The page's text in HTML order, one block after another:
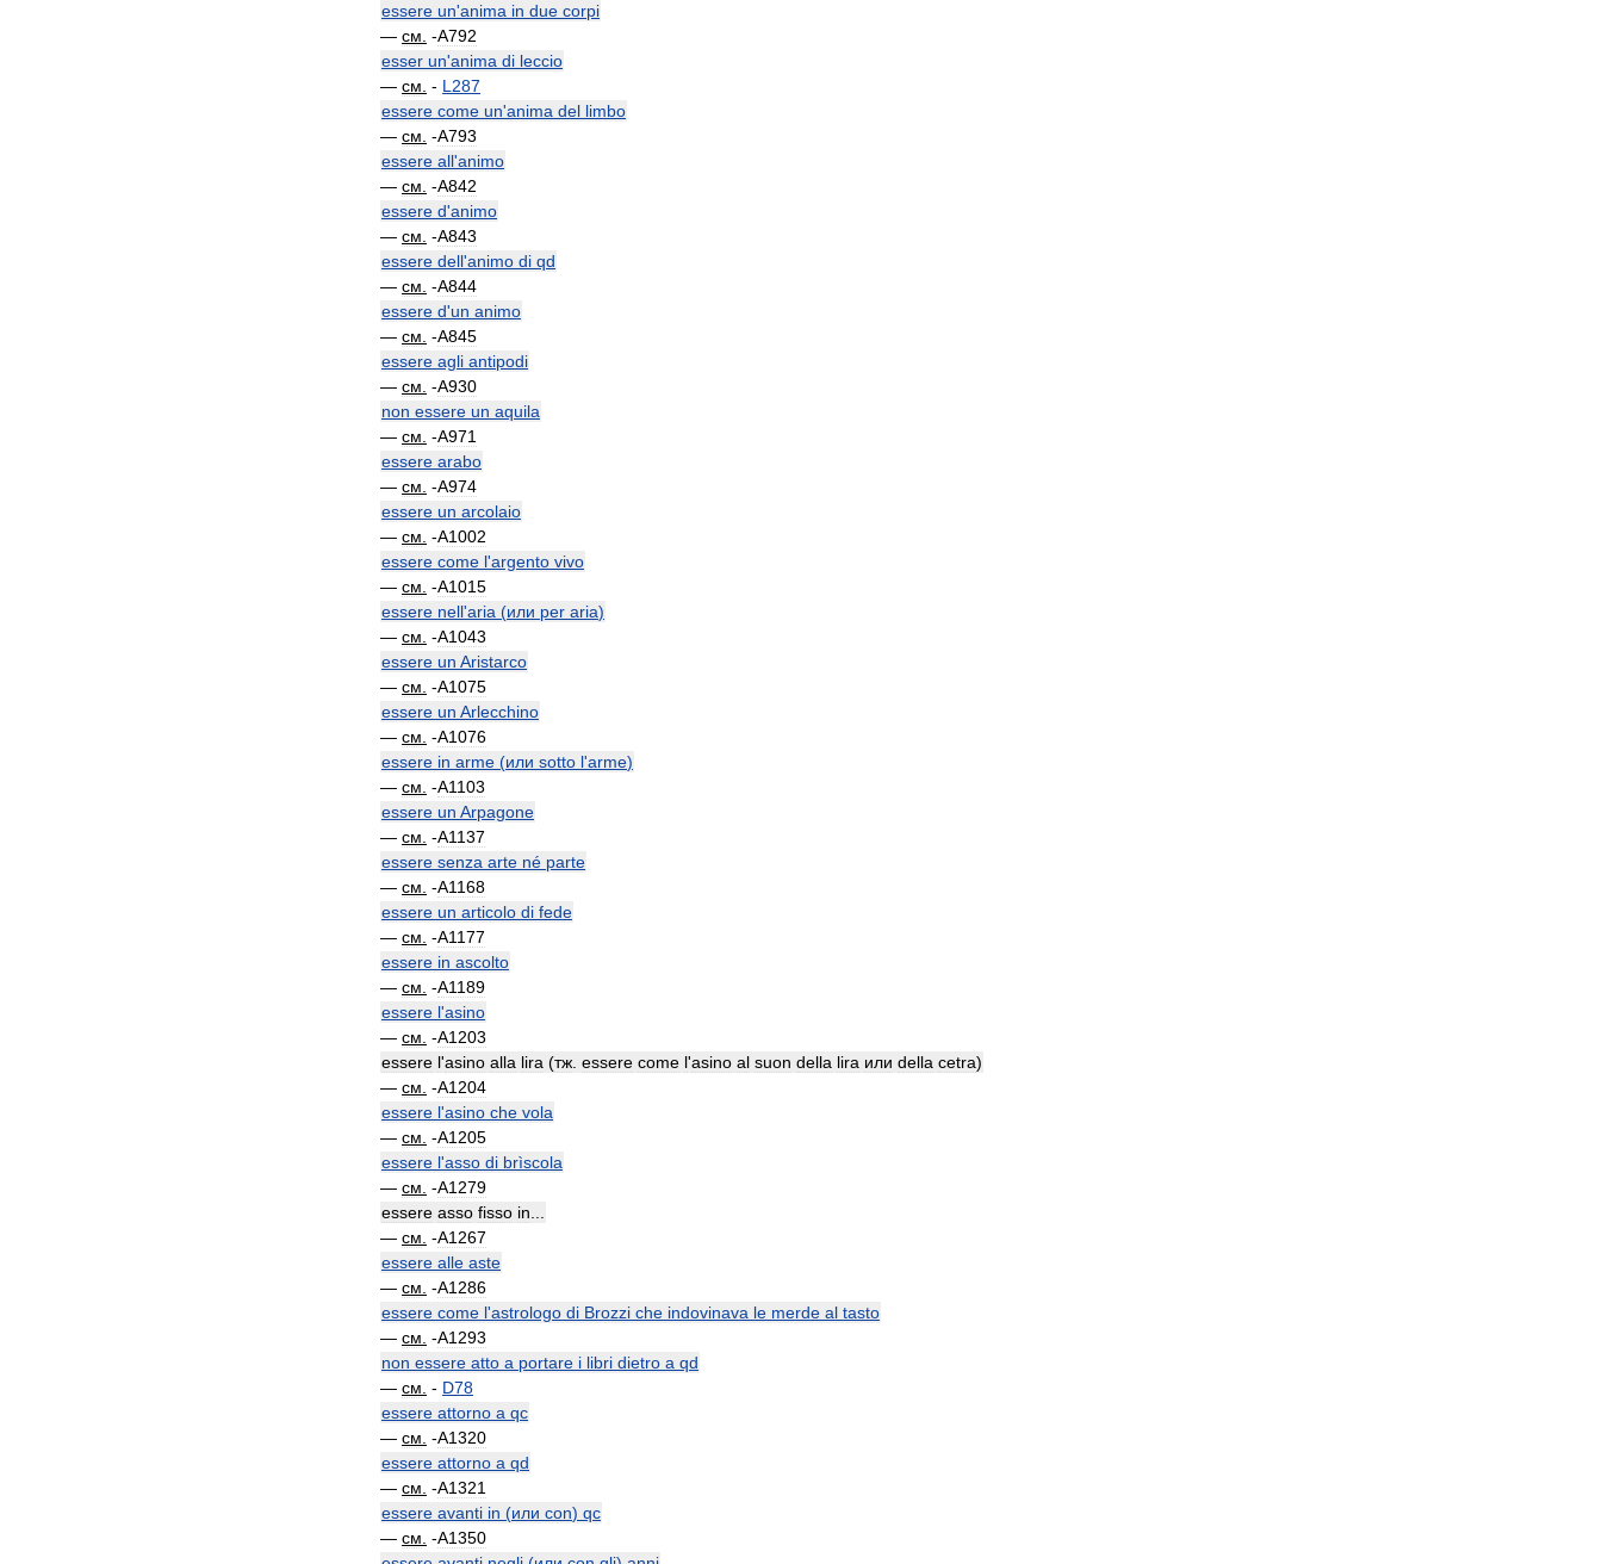
essere un'anima in due corpi
— см -A792
esser un'anima di leccio
— см - L287
essere come un'anima del limbo
— см -A793
essere all'animo
— см -A842
essere d'animo
— см -A843
essere dell'animo di qd
— см -A844
essere d'un animo
— см -A845
essere agli antipodi
— см -A930
non essere un aquila
— см -A971
essere arabo
— см -A974
essere un arcolaio
— см -A1002
essere come l'argento vivo
— см -A1015
essere nell'aria (или per aria)
— см -A1043
essere un Aristarco
— см -A1075
essere un Arlecchino
— см -A1076
essere in arme (или sotto l'arme)
— см -A1103
essere un Arpagone
— см -A1137
essere senza arte né parte
— см -A1168
essere un articolo di fede
— см -A1177
essere in ascolto
— см -A1189
essere l'asino
— см -A1203
essere l'asino alla lira (тж essere come l'asino al suon della lira или della cetra)
— см -A1204
essere l'asino che vola
— см -A1205
essere l'asso di brìscola
— см -A1279
essere asso fisso in
— см -A1267
essere alle aste
— см -A1286
essere come l'astrologo di Brozzi che indovinava le merde al tasto
— см -A1293
non essere atto a portare i libri dietro a qd
— см - D78
essere attorno a qc
— см -A1320
essere attorno a qd
— см -A1321
essere avanti in (или con) qc
— см -A1350